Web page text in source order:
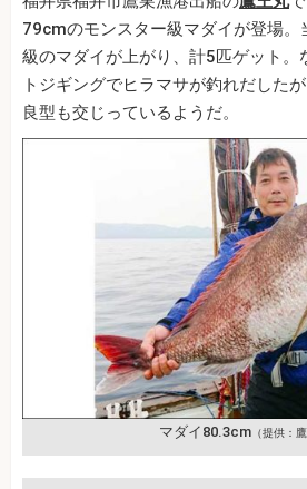
79cmのモンスター級マダイが登場
級のマダイが上がり、計5匹ゲット。
トジギングでヒラマサが釣れだした
良型も交じっているようだ。
マダイ80.3cm（提供：鷹